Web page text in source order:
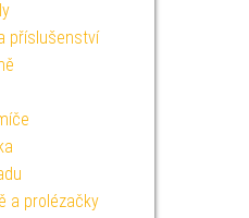
příslušenství
a prolézačky